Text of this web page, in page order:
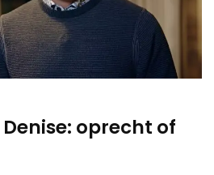
oprecht of